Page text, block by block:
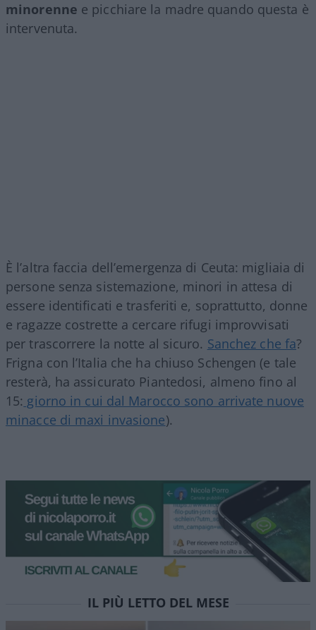
minorenne e picchiare la madre quando questa è
intervenuta.
È l’altra faccia dell’emergenza di Ceuta: migliaia di
persone senza sistemazione, minori in attesa di
essere identificati e trasferiti e, soprattutto, donne
e ragazze costrette a cercare rifugi improvvisati
per trascorrere la notte al sicuro. Sanchez che fa?
Frigna con l’Italia che ha chiuso Schengen (e tale
resterà, ha assicurato Piantedosi, almeno fino al
15: giorno in cui dal Marocco sono arrivate nuove
minacce di maxi invasione).
IL PIÙ LETTO DEL MESE